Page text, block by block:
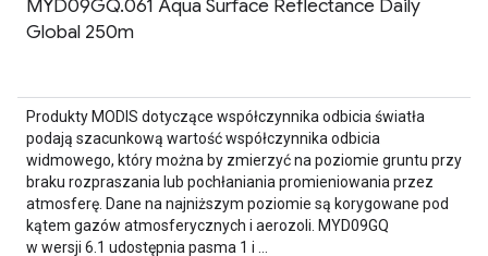
MYD09GQ.061 Aqua Surface Reflectance Daily
Global 250m
Produkty MODIS dotyczące współczynnika odbicia światła
podają szacunkową wartość współczynnika odbicia
widmowego, który można by zmierzyć na poziomie gruntu przy
braku rozpraszania lub pochłaniania promieniowania przez
atmosferę. Dane na najniższym poziomie są korygowane pod
kątem gazów atmosferycznych i aerozoli. MYD09GQ
w wersji 6.1 udostępnia pasma 1 i …